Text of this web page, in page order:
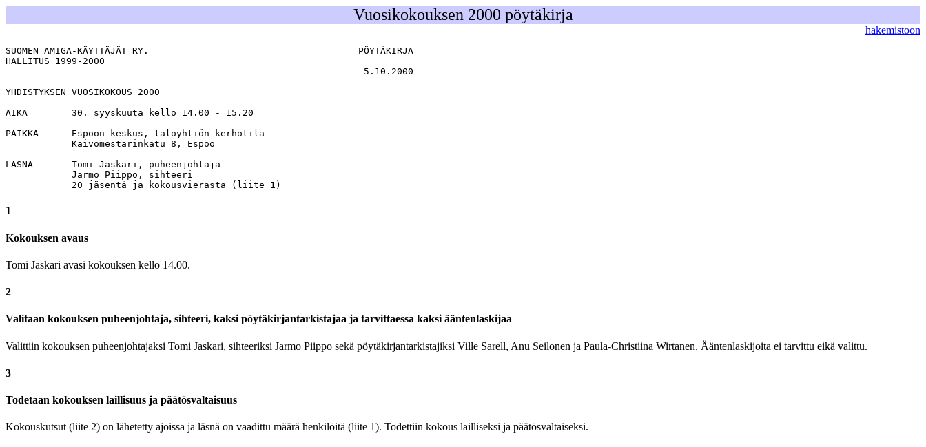
Vuosikokouksen 2000 pöytäkirja
hakemistoon
SUOMEN AMIGA-KÄYTTÄJÄT RY.                                      PÖYTÄKIRJA
HALLITUS 1999-2000
                                                                 5.10.2000
YHDISTYKSEN VUOSIKOKOUS 2000
AIKA        30. syyskuuta kello 14.00 - 15.20
PAIKKA      Espoon keskus, taloyhtiön kerhotila
            Kaivomestarinkatu 8, Espoo
LÄSNÄ       Tomi Jaskari, puheenjohtaja
            Jarmo Piippo, sihteeri
            20 jäsentä ja kokousvierasta (liite 1)
1
Kokouksen avaus
Tomi Jaskari avasi kokouksen kello 14.00.
2
Valitaan kokouksen puheenjohtaja, sihteeri, kaksi pöytäkirjantarkistajaa ja tarvittaessa kaksi ääntenlaskijaa
Valittiin kokouksen puheenjohtajaksi Tomi Jaskari, sihteeriksi Jarmo Piippo sekä pöytäkirjantarkistajiksi Ville Sarell, Anu Seilonen ja Paula-Christiina Wirtanen. Ääntenlaskijoita ei tarvittu eikä valittu.
3
Todetaan kokouksen laillisuus ja päätösvaltaisuus
Kokouskutsut (liite 2) on lähetetty ajoissa ja läsnä on vaadittu määrä henkilöitä (liite 1). Todettiin kokous lailliseksi ja päätösvaltaiseksi.